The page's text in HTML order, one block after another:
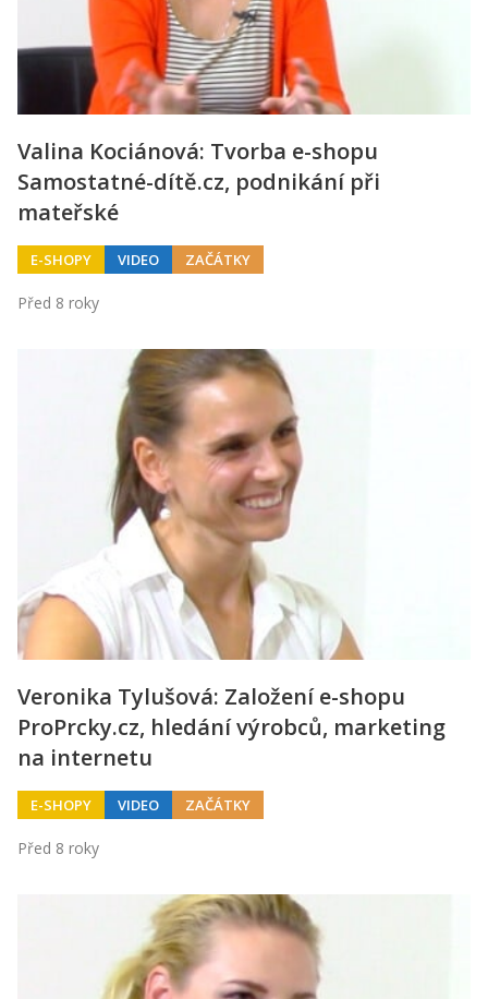
Valina Kociánová: Tvorba e-shopu
Samostatné-dítě.cz, podnikání při
mateřské
E-SHOPY VIDEO ZAČÁTKY
Před 8 roky
Veronika Tylušová: Založení e-shopu
ProPrcky.cz, hledání výrobců, marketing
na internetu
E-SHOPY VIDEO ZAČÁTKY
Před 8 roky